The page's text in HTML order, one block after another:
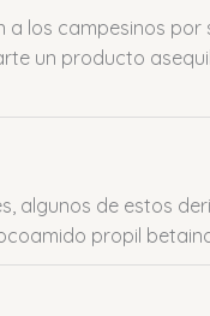
los campesinos por
un producto
algunos de estos
propil